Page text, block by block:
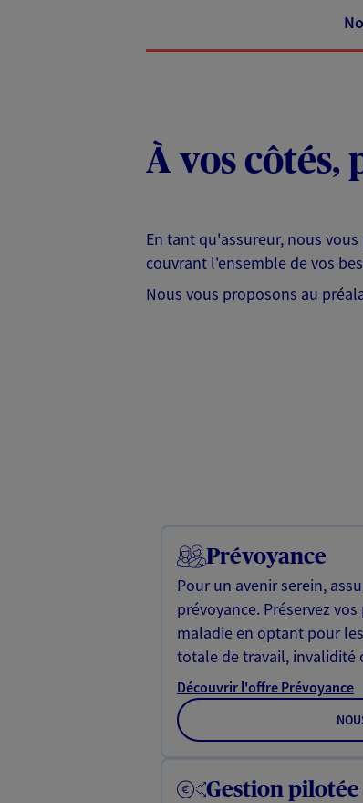
À vos côtés,
En tant qu'assureur, nous
couvrant l'ensemble de vos
Nous vous proposons au
Prévoyance
Pour un avenir serein,
prévoyance. Préservez
maladie en optant pour
totale de travail, invalidité
Découvrir l'offre Prévoyance
Gestion pilotée